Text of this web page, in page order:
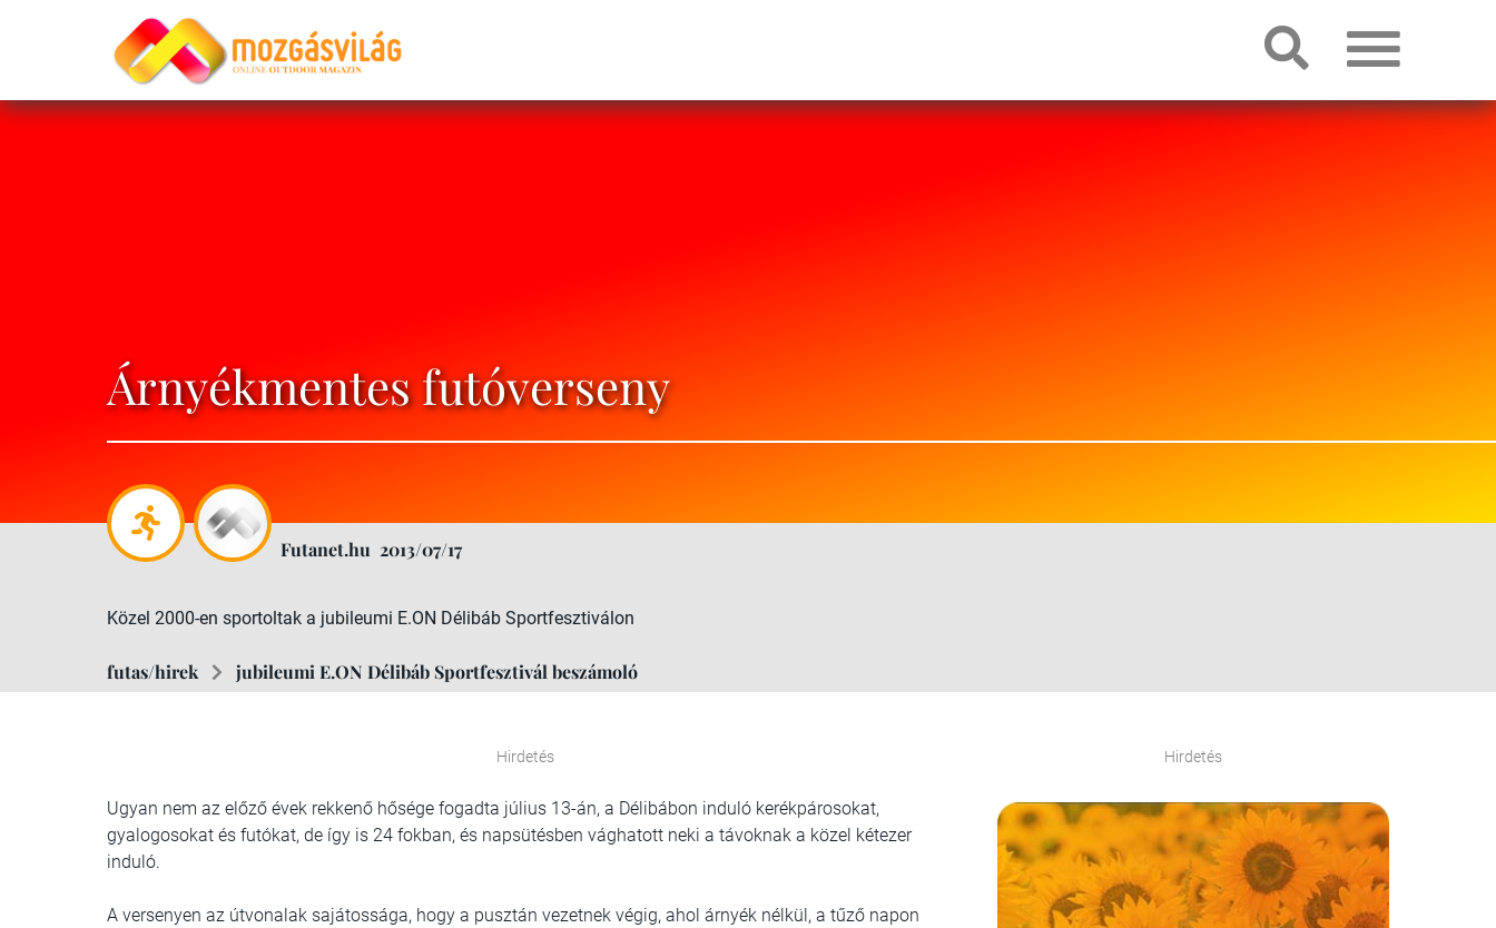
Árnyékmentes futóverseny
Futanet.hu 2013/07/17
Közel 2000-en sportoltak a jubileumi E.ON Délibáb Sportfesztiválon
futas/hirek jubileumi E.ON Délibáb Sportfesztivál beszámoló
Hirdetés
Ugyan nem az előző évek rekkenő hősége fogadta július 13-án, a Délibábon induló kerékpárosokat,
gyalogosokat és futókat, de így is 24 fokban, és napsütésben vághatott neki a távoknak a közel kétezer
induló.
A versenyen az útvonalak sajátossága, hogy a pusztán vezetnek végig, ahol árnyék nélkül, a tűző napon
Hirdetés